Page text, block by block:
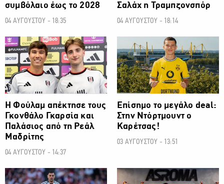
συμβόλαιο έως το 2028
04 ΑΥΓΟΥΣΤΟΥ - 18:35
Σαλάχ η Τραμπζονσπόρ
04 ΑΥΓΟΥΣΤΟΥ - 18:14
ΠΟΔΟΣΦΑΙΡΟ
Η Φούλαμ απέκτησε τους
Γκονθάλο Γκαρσία και
Παλάσιος από τη Ρεάλ
Μαδρίτης
04 ΑΥΓΟΥΣΤΟΥ - 14:37
ΠΟΔΟΣΦΑΙΡΟ
Επίσημο το μεγάλο deal:
Στην Ντόρτμουντ ο
Καρέτσας!
03 ΑΥΓΟΥΣΤΟΥ - 13:51
ΠΟΔΟΣΦΑΙΡΟ ΠΟΔΟΣΦΑΙΡΟ